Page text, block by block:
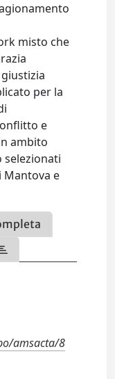
misto che
per la
e
ambito
selezionati
Mantova e
amsacta/8